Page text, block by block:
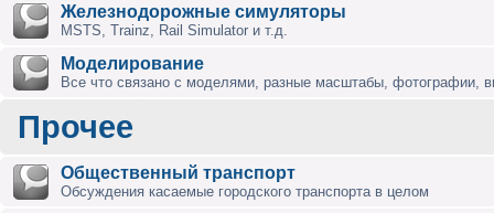
Железнодорожные симуляторы
MSTS, Trainz, Rail Simulator и т.д.
Моделирование
Все что связано с моделями, разные масштабы, фотографии,
Прочее
Общественный транспорт
Обсуждения касаемые городского транспорта в целом